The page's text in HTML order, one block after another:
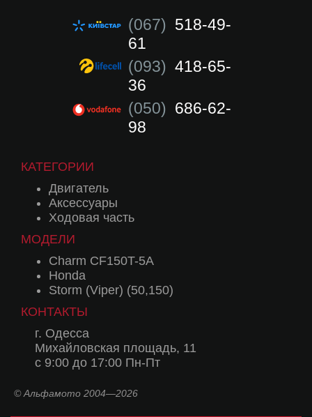
(067) 518-49-
61
(093) 418-65-
36
(050) 686-62-
98
КАТЕГОРИИ
Двигатель
Аксессуары
Ходовая часть
МОДЕЛИ
Charm CF150T-5A
Honda
Storm (Viper) (50,150)
КОНТАКТЫ
г. Одесса
Михайловская площадь, 11
с 9:00 до 17:00 Пн-Пт
© Альфамото 2004—2026